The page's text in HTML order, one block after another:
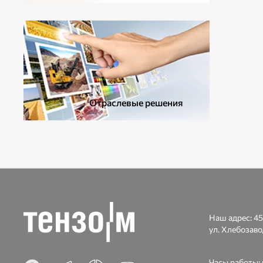
Отраслевые решения
Наш адрес:
ул.